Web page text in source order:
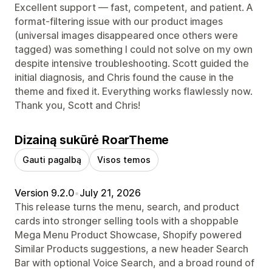
Excellent support — fast, competent, and patient. A
format-filtering issue with our product images
(universal images disappeared once others were
tagged) was something I could not solve on my own
despite intensive troubleshooting. Scott guided the
initial diagnosis, and Chris found the cause in the
theme and fixed it. Everything works flawlessly now.
Thank you, Scott and Chris!
Dizainą sukūrė RoarTheme
Gauti pagalbą Visos temos
Version 9.2.0•July 21, 2026
This release turns the menu, search, and product
cards into stronger selling tools with a shoppable
Mega Menu Product Showcase, Shopify powered
Similar Products suggestions, a new header Search
Bar with optional Voice Search, and a broad round of